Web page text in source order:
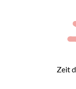
Zeit